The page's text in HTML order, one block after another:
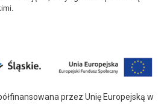
przez Unię Europejską w